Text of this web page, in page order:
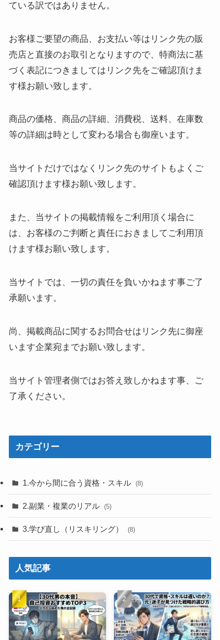
ている訳ではありません。
お客様ご要望の商品、お支払い等はリンク先の販
売店と直接のお取引となりますので、特商法に基
づく表記につきましてはリンク先をご確認頂けま
す様お願い致します。
商品の価格、商品の詳細、消費税、送料、在庫数
等の詳細は時として変わる場合も御座います。
当サイトだけではなくリンク先のサイトもよくご
確認頂けます様お願い致します。
また、当サイトの掲載情報をご利用頂く場合に
は、お客様のご判断と責任におきましてご利用頂
けます様お願い致します。
当サイトでは、一切の責任を負いかねます事ご了
承願います。
尚、掲載商品に関するお問合せはリンク先に御座
います企業宛までお願い致します。
当サイト管理者側ではお答え致しかねます事、ご
了承ください。
カテゴリー
1.今から間に合う資格・スキル (8)
2.副業・複業のリアル (5)
3.学び直し（リスキリング） (8)
人気記事